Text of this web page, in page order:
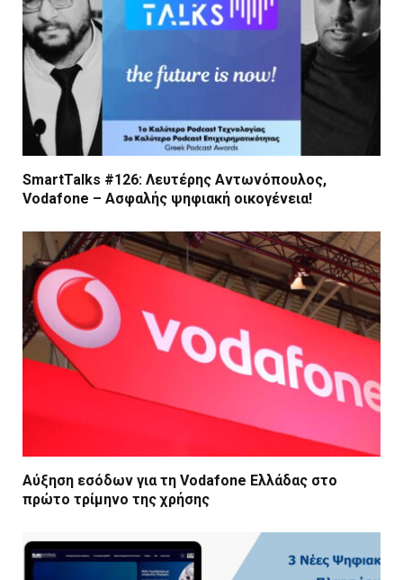
SmartTalks #126: Λευτέρης Αντωνόπουλος,
Vodafone – Ασφαλής ψηφιακή οικογένεια!
Αύξηση εσόδων για τη Vodafone Ελλάδας στο
πρώτο τρίμηνο της χρήσης